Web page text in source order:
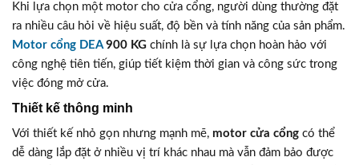
Khi lựa chọn một motor cho cửa cổng, người dùng thường đặt
ra nhiều câu hỏi về hiệu suất, độ bền và tính năng của sản phẩm.
Motor cổng DEA900 KG chính là sự lựa chọn hoàn hảo với
công nghệ tiên tiến, giúp tiết kiệm thời gian và công sức trong
việc đóng mở cửa.
Thiết kế thông minh
Với thiết kế nhỏ gọn nhưng mạnh mẽ, motor cửa cổng có thể
dễ dàng lắp đặt ở nhiều vị trí khác nhau mà vẫn đảm bảo được